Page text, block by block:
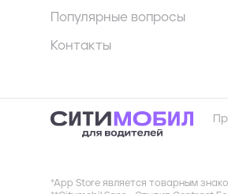
Популярные вопросы
Контакты
*App Store является товарным